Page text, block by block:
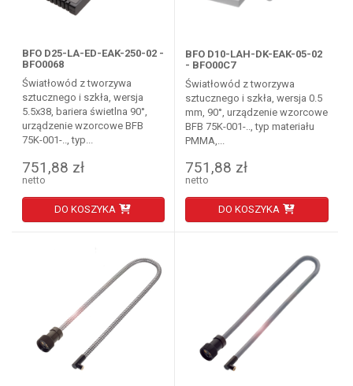
BFO D25-LA-ED-EAK-250-02 -
BFO0068
Światłowód z tworzywa
sztucznego i szkła, wersja
5.5x38, bariera świetlna 90°,
urządzenie wzorcowe BFB
75K-001-.., typ...
751,88 zł
netto
DO KOSZYKA
BFO D10-LAH-DK-EAK-05-02
- BFO00C7
Światłowód z tworzywa
sztucznego i szkła, wersja 0.5
mm, 90°, urządzenie wzorcowe
BFB 75K-001-.., typ materiału
PMMA,...
751,88 zł
netto
DO KOSZYKA